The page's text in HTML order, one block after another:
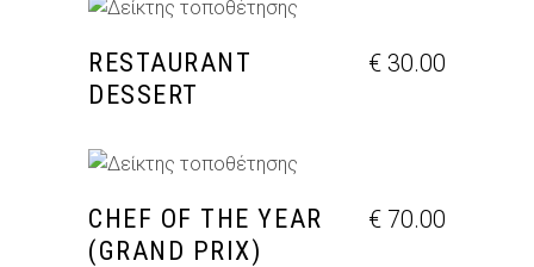
ΠΡΟΣΘΉΚΗ ΣΤΟ ΚΑΛΆΘΙ
RESTAURANT
DESSERT
€ 30.00
ΠΡΟΣΘΉΚΗ ΣΤΟ ΚΑΛΆΘΙ
CHEF OF THE YEAR
(GRAND PRIX)
€ 70.00